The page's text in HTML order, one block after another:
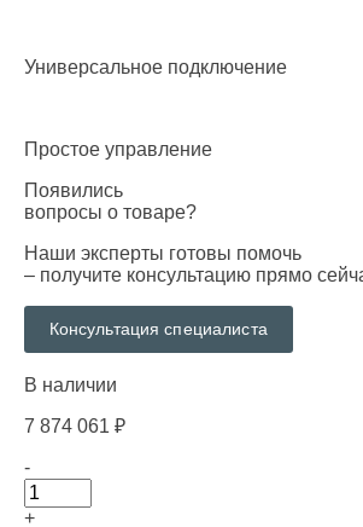
Универсальное подключение
Простое управление
Появились
вопросы о товаре?
Наши эксперты готовы помочь
– получите консультацию прямо
Консультация специалиста
В наличии
7 874 061 ₽
-
+